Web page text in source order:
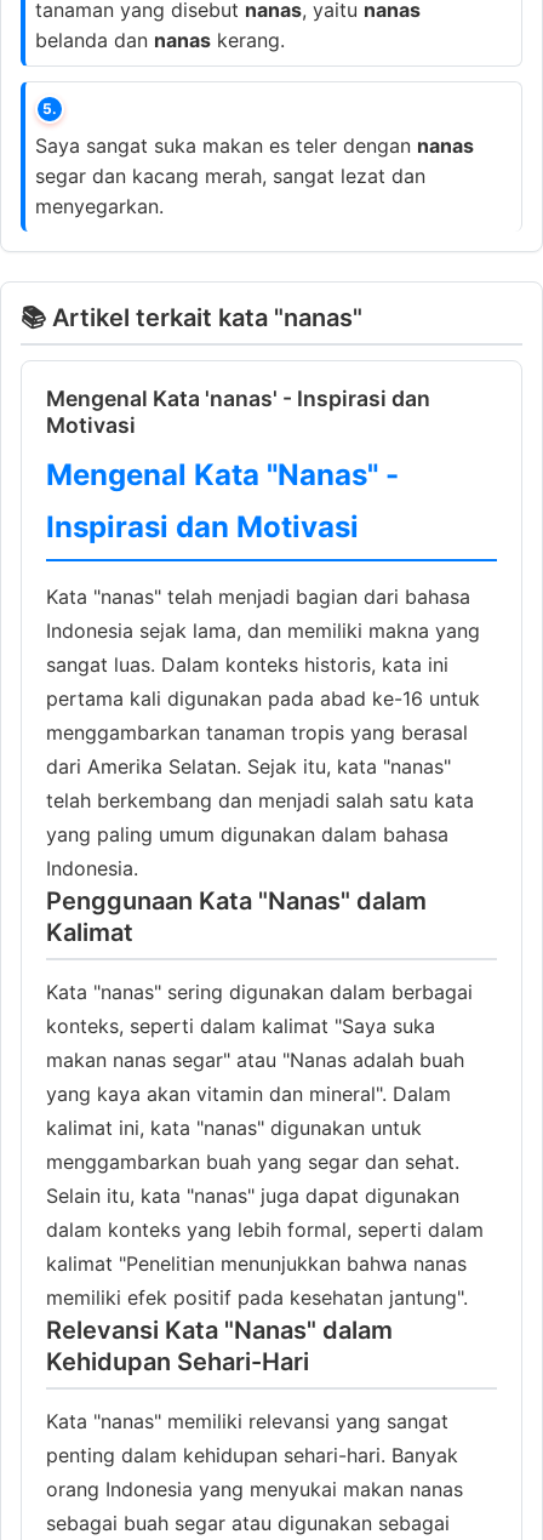
tanaman yang disebut nanas, yaitu nanas
belanda dan nanas kerang.
5.
Saya sangat suka makan es teler dengan nanas
segar dan kacang merah, sangat lezat dan
menyegarkan.
📚 Artikel terkait kata "nanas"
Mengenal Kata 'nanas' - Inspirasi dan
Motivasi
Mengenal Kata "Nanas" -
Inspirasi dan Motivasi
Kata "nanas" telah menjadi bagian dari bahasa
Indonesia sejak lama, dan memiliki makna yang
sangat luas. Dalam konteks historis, kata ini
pertama kali digunakan pada abad ke-16 untuk
menggambarkan tanaman tropis yang berasal
dari Amerika Selatan. Sejak itu, kata "nanas"
telah berkembang dan menjadi salah satu kata
yang paling umum digunakan dalam bahasa
Indonesia.
Penggunaan Kata "Nanas" dalam
Kalimat
Kata "nanas" sering digunakan dalam berbagai
konteks, seperti dalam kalimat "Saya suka
makan nanas segar" atau "Nanas adalah buah
yang kaya akan vitamin dan mineral". Dalam
kalimat ini, kata "nanas" digunakan untuk
menggambarkan buah yang segar dan sehat.
Selain itu, kata "nanas" juga dapat digunakan
dalam konteks yang lebih formal, seperti dalam
kalimat "Penelitian menunjukkan bahwa nanas
memiliki efek positif pada kesehatan jantung".
Relevansi Kata "Nanas" dalam
Kehidupan Sehari-Hari
Kata "nanas" memiliki relevansi yang sangat
penting dalam kehidupan sehari-hari. Banyak
orang Indonesia yang menyukai makan nanas
sebagai buah segar atau digunakan sebagai